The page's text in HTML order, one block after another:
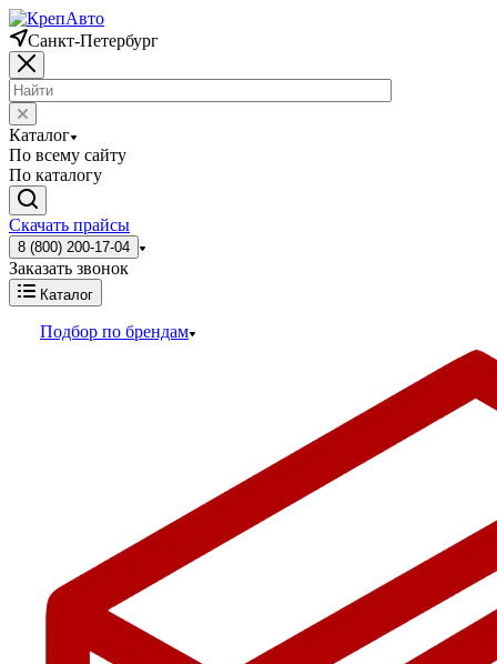
Санкт-Петербург
Каталог
По всему сайту
По каталогу
Скачать прайсы
8 (800) 200-17-04
Заказать звонок
Каталог
Подбор по брендам